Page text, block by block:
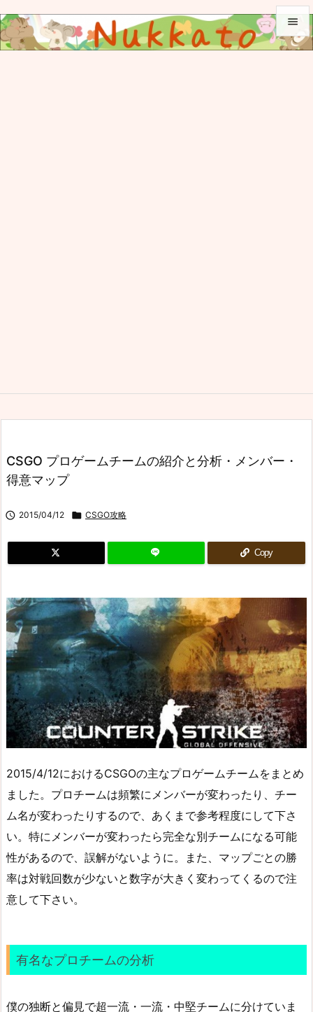


CSGO プロゲームチームの紹介と分析・メンバー・
得意マップ
 2015/04/12  CSGO攻略
Copy
2015/4/12におけるCSGOの主なプロゲームチームをまとめ
ました。プロチームは頻繁にメンバーが変わったり、チー
ム名が変わったりするので、あくまで参考程度にして下さ
い。特にメンバーが変わったら完全な別チームになる可能
性があるので、誤解がないように。また、マップごとの勝
率は対戦回数が少ないと数字が大きく変わってくるので注
意して下さい。
有名なプロチームの分析
僕の独断と偏見で超一流・一流・中堅チームに分けていま